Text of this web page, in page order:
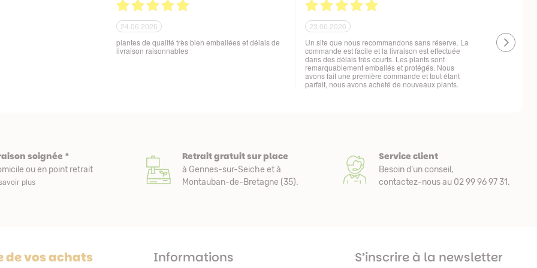
soigné des produits
21.06.2026
Tout est parfait. Je suis enchantée Quoi de plus !
Excellente maison et plantes de qualité. Merci
21.06.2026
Ras, la livraison est conforme à mes attentes
Livraison à
soignée *
ou en point retrait
plus
Retrait gratuit sur place
à Gennes-sur-Seiche et à
Montauban-de-Bretagne (35).
Service client
Besoin d’un conseil,
contactez-nous au 02 99 96 97 31.
de vos achats S’inscrire à la newsletter
Informations